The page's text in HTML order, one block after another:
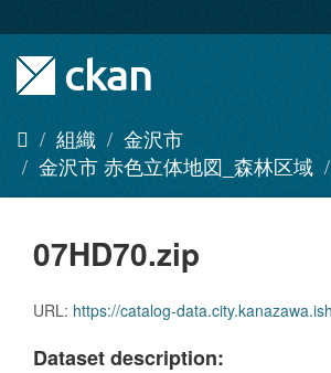
キ
組織
金沢市
金沢市 赤色立体地図_森林区域
07HD70.zip
URL: https://catalog-data.city.kanazawa.ishikawa.jp/dataset/673a9382-17ad-439b-9a75-c5c8645d2331/resource/
Dataset description: